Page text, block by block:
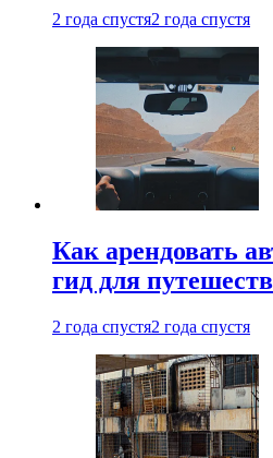
2 года спустя2 года спустя
Как арендовать
гид для
2 года спустя2 года спустя